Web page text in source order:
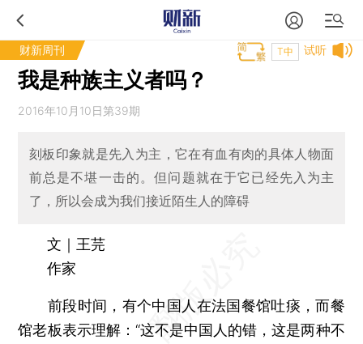
财新周刊 试听
T中
我是种族主义者吗？
2016年10月10日第39期
刻板印象就是先入为主，它在有血有肉的具体人物面
前总是不堪一击的。但问题就在于它已经先入为主
了，所以会成为我们接近陌生人的障碍
文｜王芫
作家
前段时间，有个中国人在法国餐馆吐痰，而餐
馆老板表示理解：“这不是中国人的错，这是两种不